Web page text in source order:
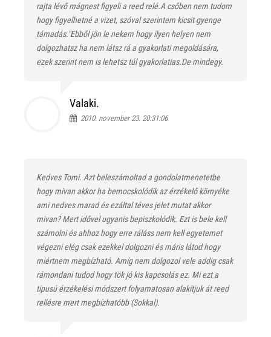
rajta lévő mágnest figyeli a reed relé.A csőben nem tudom
hogy figyelhetné a vizet, szóval szerintem kicsit gyenge
támadás."Ebből jön le nekem hogy ilyen helyen nem
dolgozhatsz ha nem látsz rá a gyakorlati megoldására,
ezek szerint nem is lehetsz túl gyakorlatias.De mindegy.
Valaki.
2010. november 23. 20:31:06
Kedves Tomi. Azt beleszámoltad a gondolatmenetetbe
hogy mivan akkor ha bemocskolódik az érzékelő környéke
ami nedves marad és ezáltal téves jelet mutat akkor
mivan? Mert idővel ugyanis bepiszkolódik. Ezt is bele kell
számolni és ahhoz hogy erre ráláss nem kell egyetemet
végezni elég csak ezekkel dolgozni és máris látod hogy
miértnem megbízható. Amíg nem dolgozol vele addig csak
rámondani tudod hogy tök jó kis kapcsolás ez. Mi ezt a
tipusú érzékelési módszert folyamatosan alakítjuk át reed
rellésre mert megbízhatóbb (Sokkal).